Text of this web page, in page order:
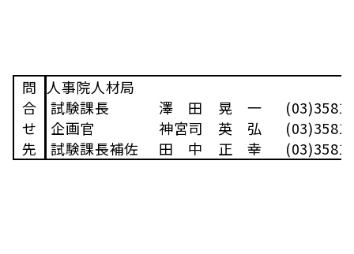
問
合
せ
先
人事院人材局
試験課長
澤 田 晃 一
企画官
神宮司 英 弘
試験課長補佐
田 中 正 幸